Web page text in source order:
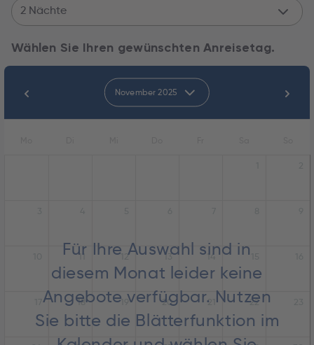
2 Nächte
Wählen Sie Ihren gewünschten Anreisetag.
November 2025
Für Ihre Auswahl sind in
diesem Monat leider keine
Angebote verfügbar. Nutzen
Sie bitte die Blätterfunktion im
11 12 13 14
18 19 20 21 22